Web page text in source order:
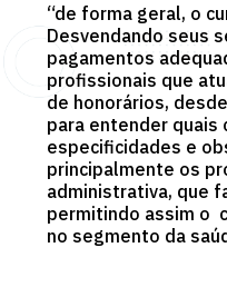
“de forma geral, o
Desvendando seus
pagamentos
profissionais que
de honorários,
para entender quais
especificidades e
principalmente os
administrativa, que
permitindo assim o
no segmento da